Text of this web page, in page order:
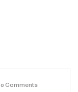
0 Comments